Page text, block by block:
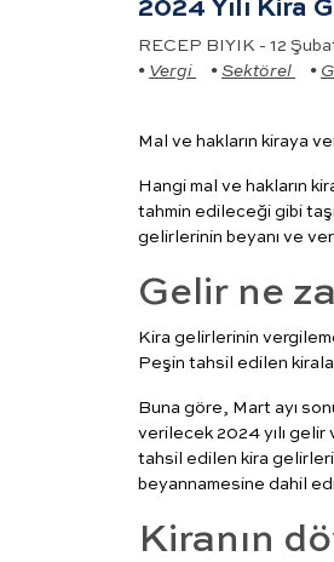
2024 Yılı Kira
RECEP BIYIK - 12
• Vergi • Sektörel •
Mal ve hakların kiraya
Hangi mal ve hakların
tahmin edileceği gibi
gelirlerinin beyanı ve
Gelir ne
Kira gelirlerinin
Peşin tahsil edilen
Buna göre, Mart ayı
verilecek 2024 yılı gelir
tahsil edilen kira
beyannamesine dahil
Kiranın